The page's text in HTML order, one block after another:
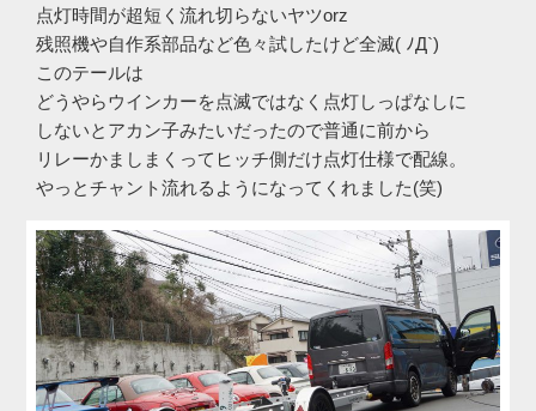
点灯時間が超短く流れ切らないヤツorz
残照機や自作系部品など色々試したけど全滅( ﾉД`)
このテールは
どうやらウインカーを点滅ではなく点灯しっぱなしに
しないとアカン子みたいだったので普通に前から
リレーかましまくってヒッチ側だけ点灯仕様で配線。
やっとチャント流れるようになってくれました(笑)